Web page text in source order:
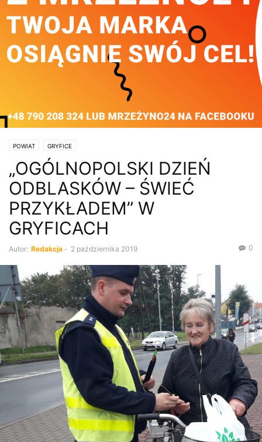
POWIAT GRYFICE
„OGÓLNOPOLSKI DZIEŃ
ODBLASKÓW – ŚWIEĆ
PRZYKŁADEM” W
GRYFICACH
Autor: Redakcja - 2 października 2019 0